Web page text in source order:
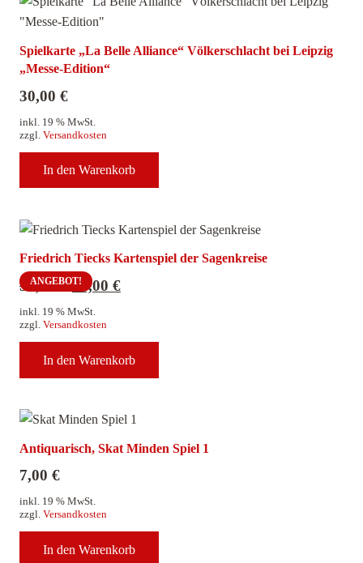
Spielkarte „La Belle Alliance“ Völkerschlacht bei Leipzig
„Messe-Edition“
30,00 €
inkl. 19 % MwSt.
zzgl. Versandkosten
In den Warenkorb
ANGEBOT!
Friedrich Tiecks Kartenspiel der Sagenkreise
35,00€Ursprünglicher
Preis
war:
25,00 €Aktueller
inkl. 19 % MwSt.
zzgl. Versandkosten
In den Warenkorb
Antiquarisch, Skat Minden Spiel 1
7,00 €
inkl. 19 % MwSt.
zzgl. Versandkosten
In den Warenkorb